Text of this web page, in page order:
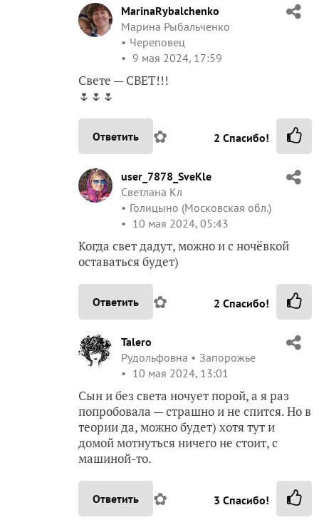
MarinaRybalchenko
Марина Рыбальченко
Череповец
9 мая 2024, 17:59
Свете — СВЕТ!!!
🌷🌷🌷
Ответить ✿ 2 Спасибо!
user_7878_SveKle
Светлана Кл
Голицыно (Московская обл.)
10 мая 2024, 05:43
Когда свет дадут, можно и с ночёвкой
оставаться будет)
Ответить ✿ 2 Спасибо!
Talero
Рудольфовна
Запорожье
10 мая 2024, 13:01
Сын и без света ночует порой, а я раз
попробовала — страшно и не спится. Но в
теории да, можно будет) хотя тут и
домой мотнуться ничего не стоит, с
машиной-то.
Ответить ✿ 3 Спасибо!